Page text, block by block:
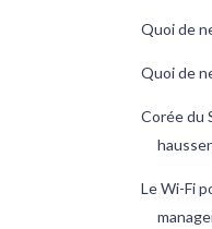
Quoi de
Quoi de
Corée du
Le Wi-Fi